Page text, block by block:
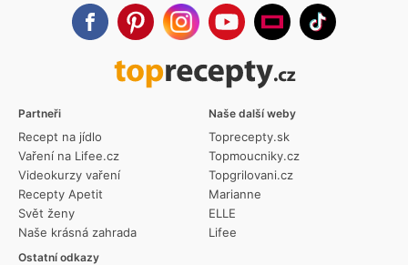
Partneři
Recept na jídlo
Vaření na Lifee.cz
Videokurzy vaření
Recepty Apetit
Svět ženy
Naše krásná zahrada
Ostatní odkazy
Naše další weby
Toprecepty.sk
Topmoucniky.cz
Topgrilovani.cz
Marianne
ELLE
Lifee